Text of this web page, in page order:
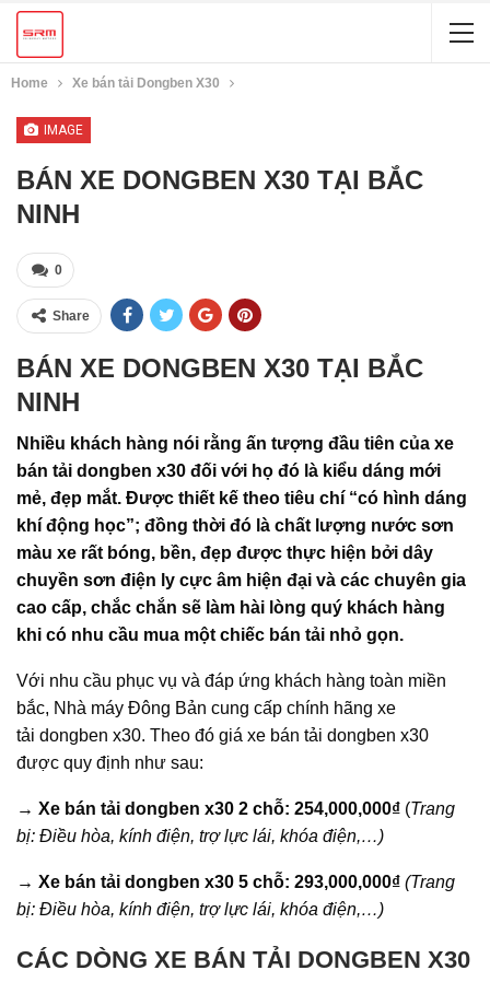
Home Xe bán tải Dongben X30
IMAGE
BÁN XE DONGBEN X30 TẠI BẮC
NINH
0
Share
BÁN XE DONGBEN X30 TẠI BẮC
NINH
Nhiều khách hàng nói rằng ấn tượng đầu tiên của xe
bán tải dongben x30 đối với họ đó là kiểu dáng mới
mẻ, đẹp mắt. Được thiết kế theo tiêu chí “có hình dáng
khí động học”; đồng thời đó là chất lượng nước sơn
màu xe rất bóng, bền, đẹp được thực hiện bởi dây
chuyền sơn điện ly cực âm hiện đại và các chuyên gia
cao cấp, chắc chắn sẽ làm hài lòng quý khách hàng
khi có nhu cầu mua một chiếc bán tải nhỏ gọn.
Với nhu cầu phục vụ và đáp ứng khách hàng toàn miền
bắc, Nhà máy Đông Bản cung cấp chính hãng xe
tải dongben x30. Theo đó giá xe bán tải dongben x30
được quy định như sau:
→ Xe bán tải dongben x30 2 chỗ: 254,000,000₫ (Trang
bị: Điều hòa, kính điện, trợ lực lái, khóa điện,…)
→ Xe bán tải dongben x30 5 chỗ: 293,000,000₫ (Trang
bị: Điều hòa, kính điện, trợ lực lái, khóa điện,…)
CÁC DÒNG XE BÁN TẢI DONGBEN X30